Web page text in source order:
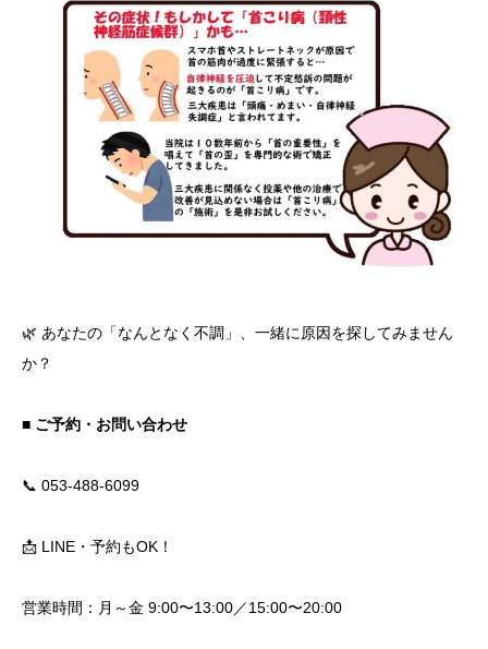
🌿 あなたの「なんとなく不調」、一緒に原因を探してみません
か？
■ ご予約・お問い合わせ
📞 053-488-6099
📩 LINE・予約もOK！
営業時間：月～金 9:00〜13:00／15:00〜20:00